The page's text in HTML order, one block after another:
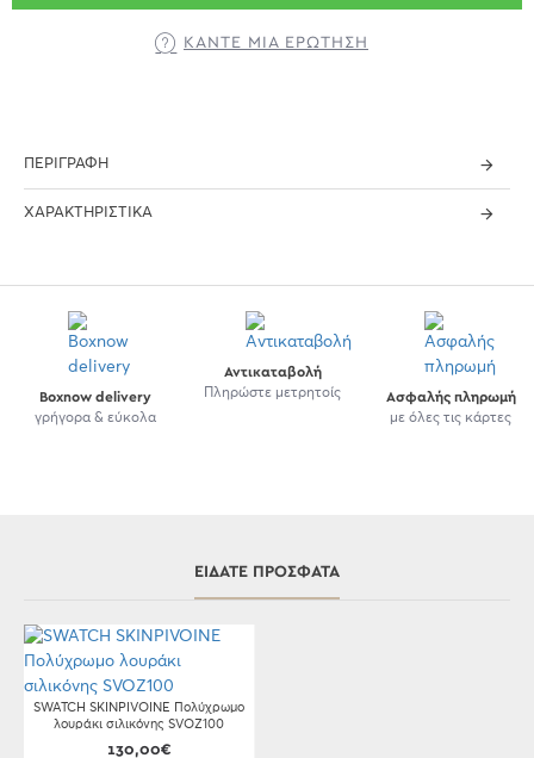
ΚΆΝΤΕ ΜΊΑ ΕΡΏΤΗΣΗ
ΠΕΡΙΓΡΑΦΉ
ΧΑΡΑΚΤΗΡΙΣΤΙΚΆ
Boxnow delivery
γρήγορα & εύκολα
Αντικαταβολή
Πληρώστε μετρητοίς
Ασφαλής πληρωμή
με όλες τις κάρτες
ΕΊΔΑΤΕ ΠΡΌΣΦΑΤΑ
SWATCH SKINPIVOINE Πολύχρωμο
λουράκι σιλικόνης SVOZ100
130,00€